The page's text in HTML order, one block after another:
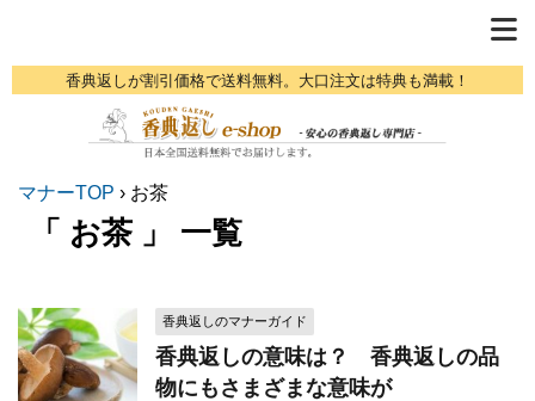
香典返しが割引価格で送料無料。大口注文は特典も満載！
マナーTOP › お茶
「 お茶 」 一覧
香典返しのマナーガイド
香典返しの意味は？ 香典返しの品
物にもさまざまな意味が